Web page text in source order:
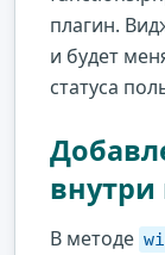
плагин.
и будет
статуса
В методе